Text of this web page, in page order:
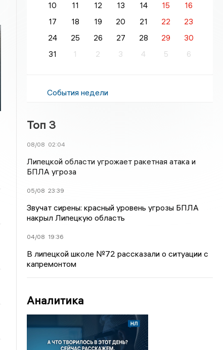
10
11 12 13 14 15
16
17
18 19 20 21 22
23
24
25 26 27 28 29
30
31
1 2 3 4 5 6
События недели
Топ 3
08/08 02:04
Липецкой области угрожает ракетная атака и
БПЛА угроза
05/08 23:39
Звучат сирены: красный уровень угрозы БПЛА
накрыл Липецкую область
04/08 19:36
В липецкой школе №72 рассказали о ситуации с
капремонтом
Аналитика